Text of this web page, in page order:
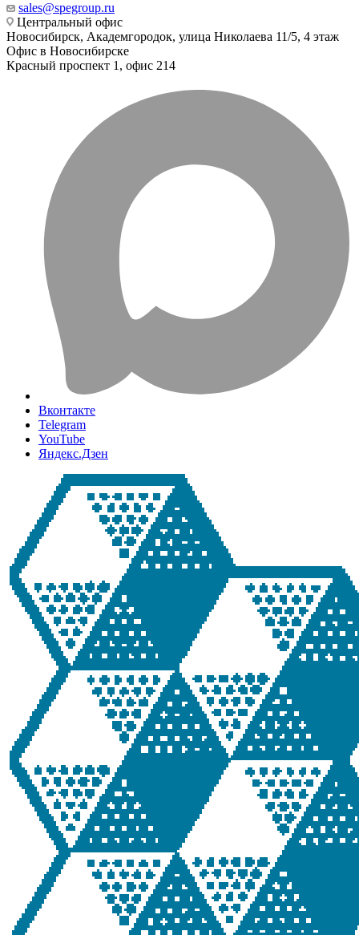
sales@spegroup.ru
Центральный офис
Новосибирск, Академгородок, улица Николаева 11/5, 4 этаж
Офис в Новосибирске
Красный проспект 1, офис 214
Вконтакте
Telegram
YouTube
Яндекс.Дзен